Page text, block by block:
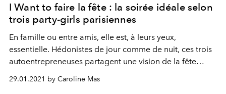
I Want to faire la fête : la soirée idéale selon
trois party-girls parisiennes
En famille ou entre amis, elle est, à leurs yeux,
essentielle. Hédonistes de jour comme de nuit, ces trois
autoentrepreneuses partagent une vision de la fête
qu’incarne le nouveau parfum Jimmy Choo. Rencontre
29.01.2021 by Caroline Mas